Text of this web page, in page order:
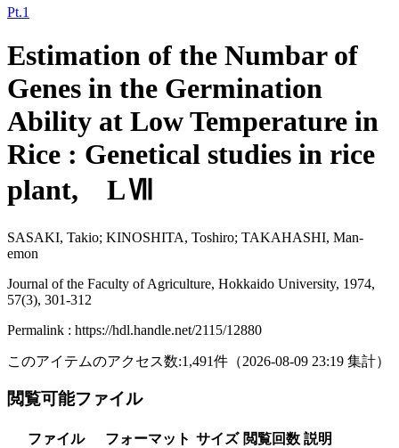
Pt.1
Estimation of the Numbar of
Genes in the Germination
Ability at Low Temperature in
Rice : Genetical studies in rice
plant, LⅦ
SASAKI, Takio; KINOSHITA, Toshiro; TAKAHASHI, Man-
emon
Journal of the Faculty of Agriculture, Hokkaido University, 1974,
57(3), 301-312
Permalink : https://hdl.handle.net/2115/12880
このアイテムのアクセス数:1,491件 （2026-08-09 23:19 集計）
閲覧可能ファイル
ファイル フォーマット サイズ 閲覧回数 説明